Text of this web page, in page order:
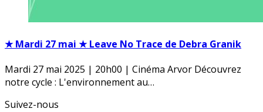
★ Mardi 27 mai ★ Leave No Trace de Debra Granik
Mardi 27 mai 2025 | 20h00 | Cinéma Arvor Découvrez
notre cycle : L'environnement au…
Suivez-nous